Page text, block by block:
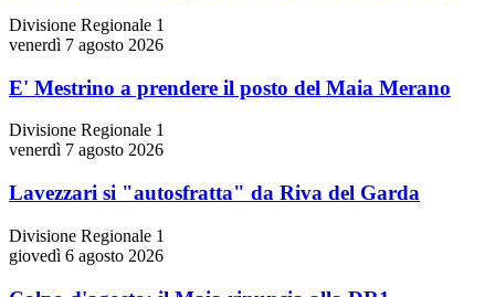
Divisione Regionale 1
venerdì 7 agosto 2026
E' Mestrino a prendere il posto del Maia Merano
Divisione Regionale 1
venerdì 7 agosto 2026
Lavezzari si "autosfratta" da Riva del Garda
Divisione Regionale 1
giovedì 6 agosto 2026